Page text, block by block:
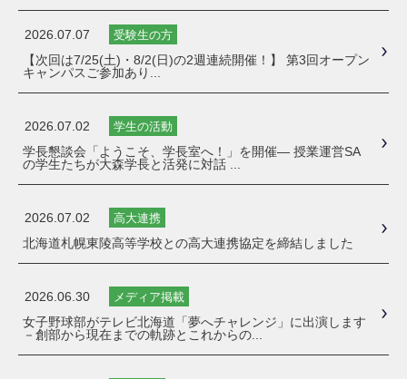
2026.07.07 受験生の方
【次回は7/25(土)・8/2(日)の2週連続開催！】 第3回オープン
キャンパスご参加あり...
2026.07.02 学生の活動
学長懇談会「ようこそ、学長室へ！」を開催― 授業運営SA
の学生たちが大森学長と活発に対話 ...
2026.07.02 高大連携
北海道札幌東陵高等学校との高大連携協定を締結しました
2026.06.30 メディア掲載
女子野球部がテレビ北海道「夢へチャレンジ」に出演します
－創部から現在までの軌跡とこれからの...